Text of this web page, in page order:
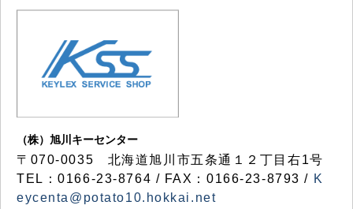
（株）旭川キーセンター
〒070-0035 北海道旭川市五条通１２丁目右1号
TEL：0166-23-8764 / FAX：0166-23-8793 / K
eycenta@potato10.hokkai.net